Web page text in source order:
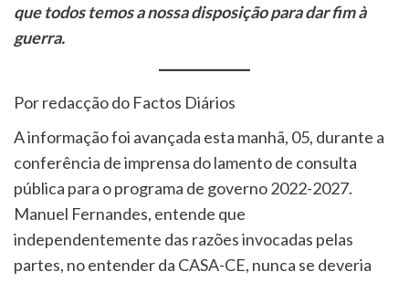
que todos temos a nossa disposição para dar fim à
guerra.
Por redacção do Factos Diários
A informação foi avançada esta manhã, 05, durante a
conferência de imprensa do lamento de consulta
pública para o programa de governo 2022-2027.
Manuel Fernandes, entende que
independentemente das razões invocadas pelas
partes, no entender da CASA-CE, nunca se deveria